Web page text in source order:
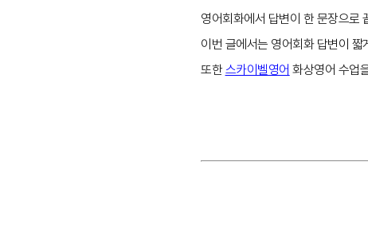
영어회화에서 답변이 한 문장으로
이번 글에서는 영어회화 답변이
또한스카이벨영어 화상영어 수업